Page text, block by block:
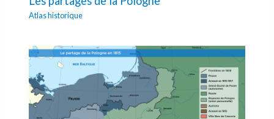
Atlas historique